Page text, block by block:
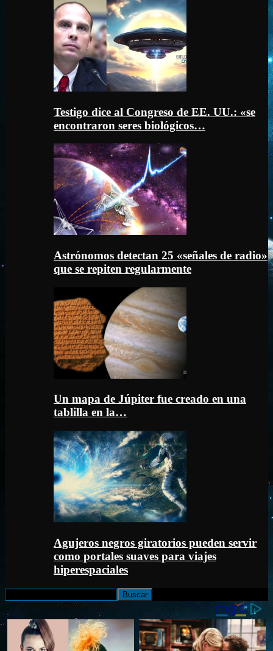
Testigo dice al Congreso de EE. UU.: «se
encontraron seres biológicos…
Astrónomos detectan 25 «señales de radio»
que se repiten regularmente
Un mapa de Júpiter fue creado en una
tablilla en la…
Agujeros negros giratorios pueden servir
como portales suaves para viajes
hiperespaciales